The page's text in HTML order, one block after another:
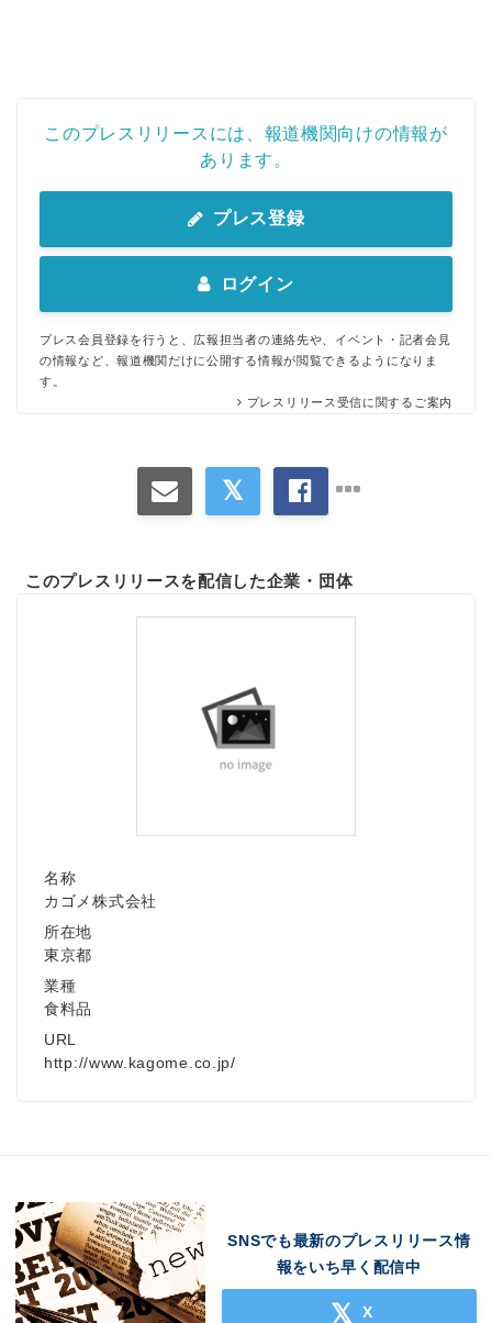
このプレスリリースには、報道機関向けの情報が
あります。
プレス登録
ログイン
プレス会員登録を行うと、広報担当者の連絡先や、イベント・記者会見
の情報など、報道機関だけに公開する情報が閲覧できるようになりま
す。
プレスリリース受信に関するご案内
このプレスリリースを配信した企業・団体
名称
カゴメ株式会社
所在地
東京都
業種
食料品
URL
http://www.kagome.co.jp/
SNSでも最新のプレスリリース情
報をいち早く配信中
X